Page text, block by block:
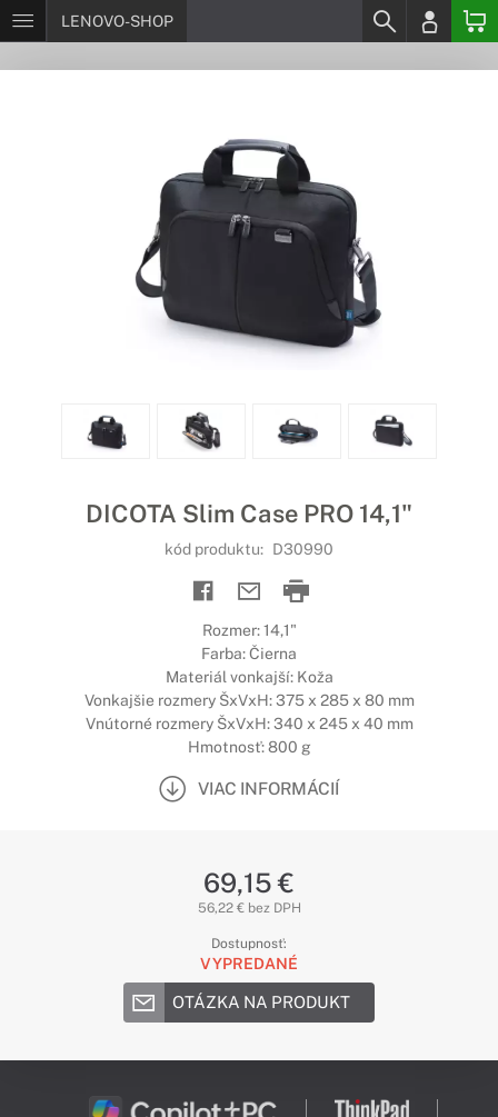
LENOVO-SHOP
DICOTA Slim Case PRO 14,1"
kód produktu: D30990
Rozmer: 14,1"
Farba: Čierna
Materiál vonkajší: Koža
Vonkajšie rozmery ŠxVxH: 375 x 285 x 80 mm
Vnútorné rozmery ŠxVxH: 340 x 245 x 40 mm
Hmotnosť: 800 g
VIAC INFORMÁCIÍ
69,15 €
56,22 € bez DPH
Dostupnosť:
VYPREDANÉ
OTÁZKA NA PRODUKT